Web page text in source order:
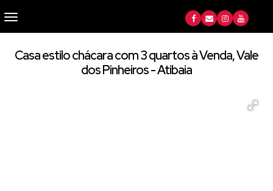
Casa estilo chácara com 3 quartos à Venda, Vale
dos Pinheiros - Atibaia